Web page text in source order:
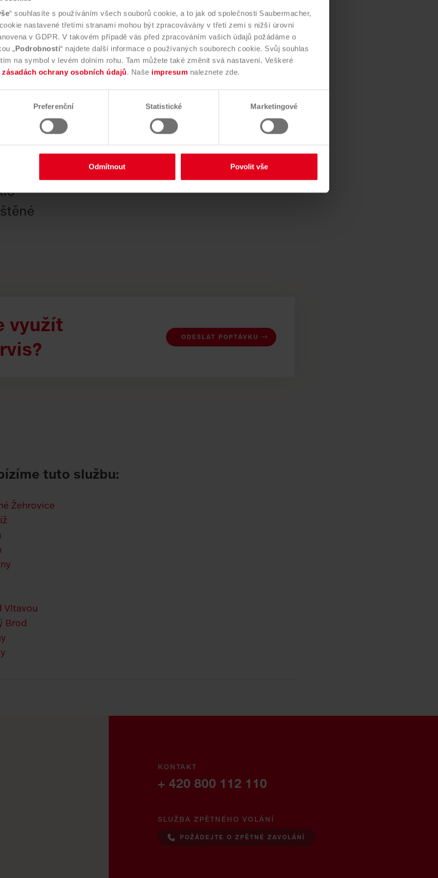
“ souhlasíte s používáním všech souborů cookie, a to jak od společnosti Saubermacher,
nastavené třetími stranami mohou být zpracovávány v třetí zemi s nižší úrovní
v GDPR. V takovém případě vás před zpracováním vašich údajů požádáme o
„Podrobnosti“ najdete další informace o používaných souborech cookie. Svůj souhlas
na symbol v levém dolním rohu. Tam můžete také změnit svá nastavení. Veškeré
zásadách ochrany osobních údajů. Naše impresum naleznete zde.
Preferenční Statistické Marketingové
Odmítnout Povolit vše
a surovin prostřednictvím 100% recyklace
využít
ODESLAT POPTÁVKU
tuto službu:
Žehrovice
Vltavou
Brod
KONTAKT
+ 420 800 112 110
SLUŽBA ZPĚTNÉHO VOLÁNÍ
POŽÁDEJTE O ZPĚTNÉ ZAVOLÁNÍ